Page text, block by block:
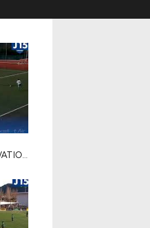
Mandelieu LN